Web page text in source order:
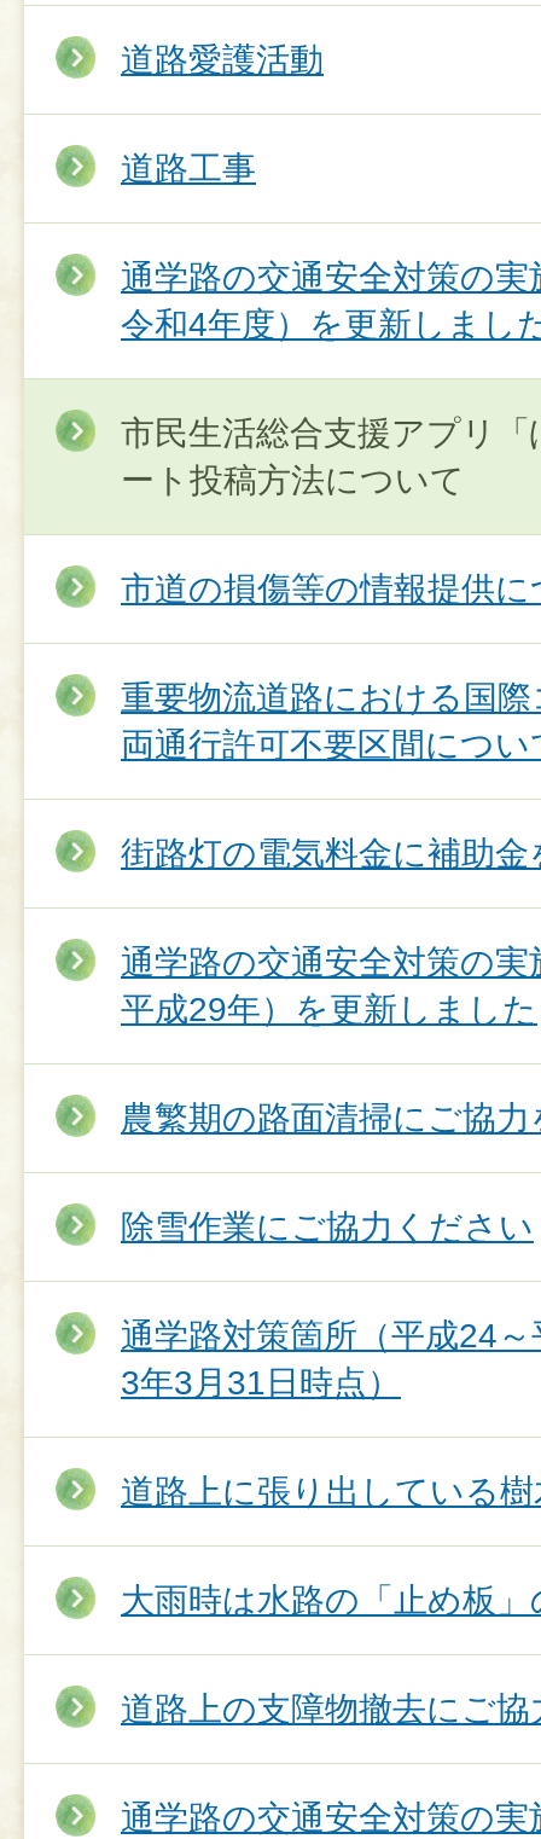
道路愛護活動
道路工事
通学路の交通安全対策の
令和4年度）を更新しまし
市民生活総合支援アプリ
ート投稿方法について
市道の損傷等の情報提供
重要物流道路における国
両通行許可不要区間につい
街路灯の電気料金に補助
通学路の交通安全対策の
平成29年）を更新しました
農繁期の路面清掃にご協力
除雪作業にご協力ください
通学路対策箇所（平成24
3年3月31日時点）
道路上に張り出している
大雨時は水路の「止め板
道路上の支障物撤去にご協
通学路の交通安全対策の